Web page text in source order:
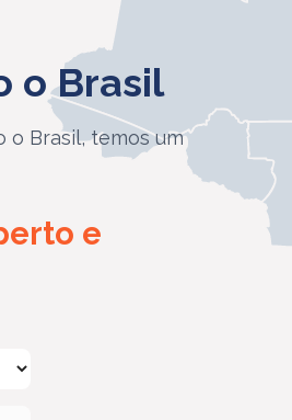
o Brasil
o Brasil, temos um
e